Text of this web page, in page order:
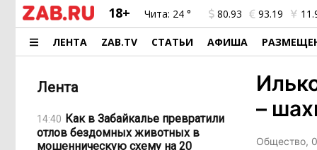
18+ Чита: 24 ° 80.93 93.19
ЛЕНТА ZAB.TV СТАТЬИ АФИША
Лента
14:40 Как в Забайкалье превратили
отлов бездомных животных в
мошенническую схему на 20
–
Общество,